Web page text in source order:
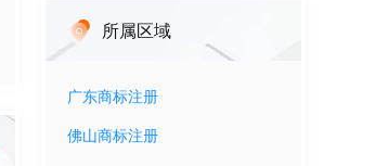
所属区域
广东商标注册
佛山商标注册